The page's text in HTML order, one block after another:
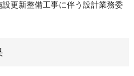
更新整備工事に伴う設計業務委